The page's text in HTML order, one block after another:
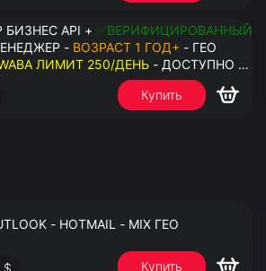
БИЗНЕС API + ✅ВЕРИФИЦИРОВАННЫЙ
- ВОЗРАСТ 1 ГОД+ - ГЕО
ЛИМИТ 250/ДЕНЬ - ДОСТУПНО К
ДО 2 НОМЕРОВ - ПРАВА
Купить
- HOTMAIL - MIX ГЕО
Купить